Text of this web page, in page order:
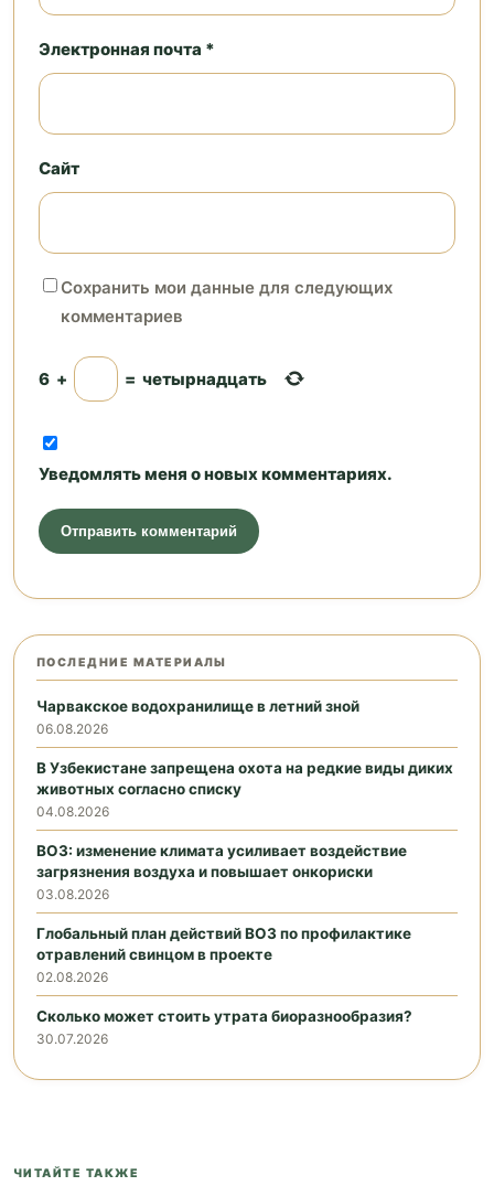
Электронная почта *
Сайт
Сохранить мои данные для следующих
комментариев
6 + = четырнадцать
Уведомлять меня о новых комментариях.
ПОСЛЕДНИЕ МАТЕРИАЛЫ
Чарвакское водохранилище в летний зной
06.08.2026
В Узбекистане запрещена охота на редкие виды диких
животных согласно списку
04.08.2026
ВОЗ: изменение климата усиливает воздействие
загрязнения воздуха и повышает онкориски
03.08.2026
Глобальный план действий ВОЗ по профилактике
отравлений свинцом в проекте
02.08.2026
Сколько может стоить утрата биоразнообразия?
30.07.2026
ЧИТАЙТЕ ТАКЖЕ